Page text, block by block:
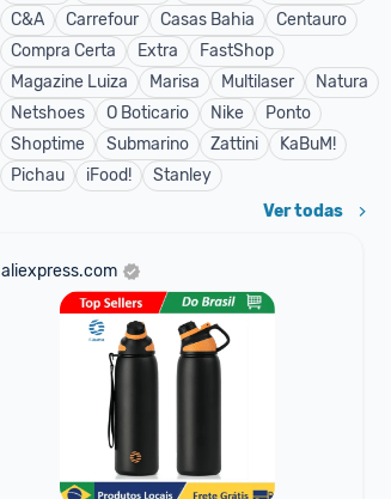
C&A
Carrefour Casas Bahia
Centauro
Compra Certa
Extra
FastShop
Magazine Luiza
Marisa Multilaser
Natura
Netshoes
O Boticario Nike
Ponto
Shoptime
Submarino Zattini
KaBuM!
Pichau
iFood! Stanley
Ver todas
aliexpress.com